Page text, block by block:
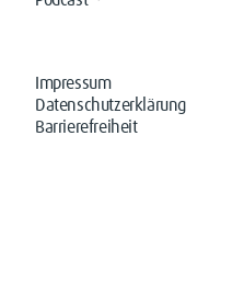
Impressum
Datenschutzerklärung
Barrierefreiheit